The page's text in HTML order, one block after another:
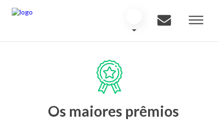
Os maiores prêmios